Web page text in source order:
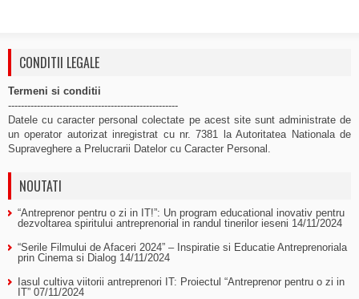
CONDITII LEGALE
Termeni si conditii
-----------------------------------------------------
Datele cu caracter personal colectate pe acest site sunt administrate de
un operator autorizat inregistrat cu nr. 7381 la Autoritatea Nationala de
Supraveghere a Prelucrarii Datelor cu Caracter Personal.
NOUTATI
“Antreprenor pentru o zi in IT!”: Un program educational inovativ pentru
dezvoltarea spiritului antreprenorial in randul tinerilor ieseni 14/11/2024
“Serile Filmului de Afaceri 2024” – Inspiratie si Educatie Antreprenoriala
prin Cinema si Dialog 14/11/2024
Iasul cultiva viitorii antreprenori IT: Proiectul “Antreprenor pentru o zi in
IT” 07/11/2024